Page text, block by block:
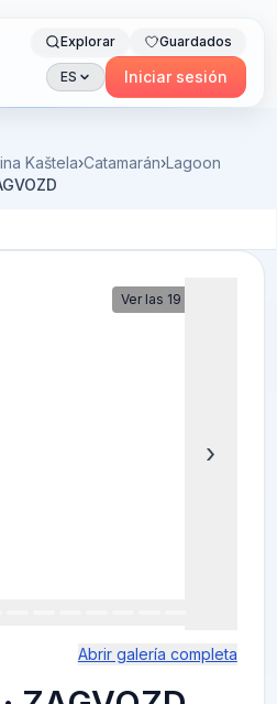
Explorar Guardados
ES Iniciar sesión
Kaštela›Catamarán›Lagoon
Ver las 19 fotos
›
Abrir galería completa